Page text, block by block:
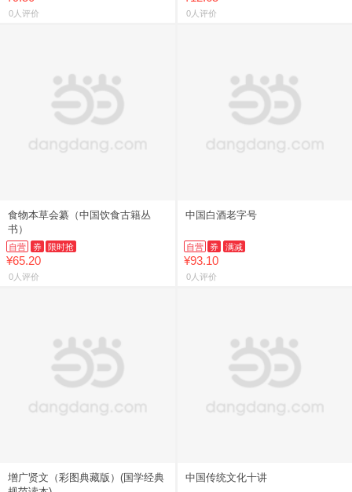
0人评价 0人评价
食物本草会纂（中国饮食古籍丛
书）
自营 券 限时抢
¥65.20
0人评价
中国白酒老字号
自营 券 满减
¥93.10
0人评价
增广贤文（彩图典藏版）(国学经典
中国传统文化十讲